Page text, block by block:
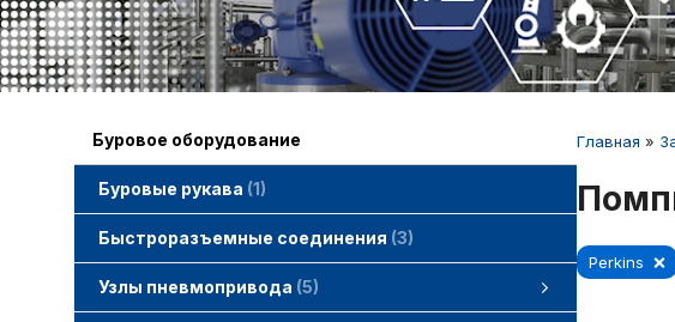
Буровое оборудование
Буровые рукава 1
Быстроразъемные соединения 3
Узлы пневмопривода 5
Главная »
Perkins